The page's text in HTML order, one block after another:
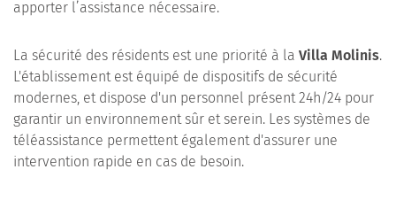
apporter l’assistance nécessaire.
La sécurité des résidents est une priorité à la Villa Molinis.
L'établissement est équipé de dispositifs de sécurité
modernes, et dispose d'un personnel présent 24h/24 pour
garantir un environnement sûr et serein. Les systèmes de
téléassistance permettent également d'assurer une
intervention rapide en cas de besoin.